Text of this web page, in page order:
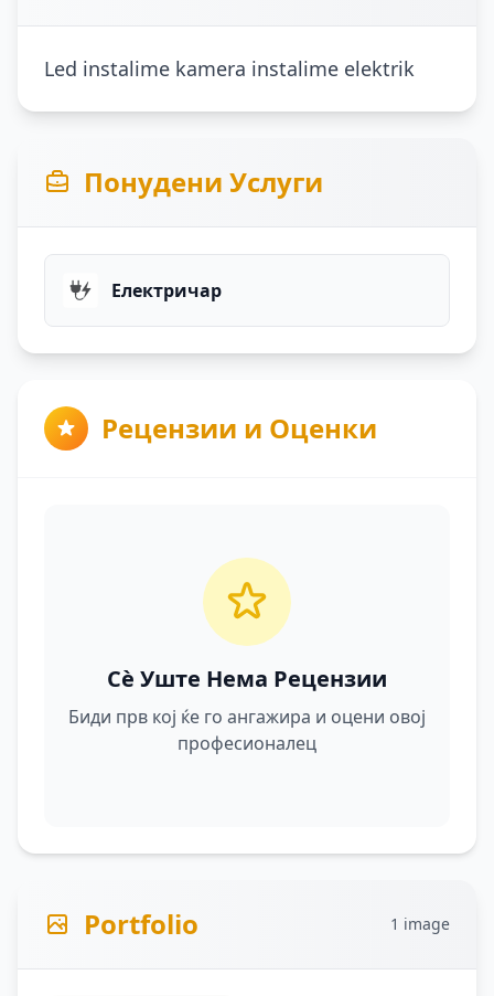
Led instalime kamera instalime elektrik
Понудени Услуги
Електричар
Рецензии и Оценки
Сè Уште Нема Рецензии
Биди прв кој ќе го ангажира и оцени овој
професионалец
Portfolio 1 image